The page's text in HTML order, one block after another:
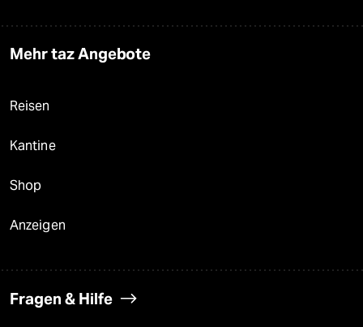
Mehr taz Angebote
Reisen
Kantine
Shop
Anzeigen
Fragen & Hilfe